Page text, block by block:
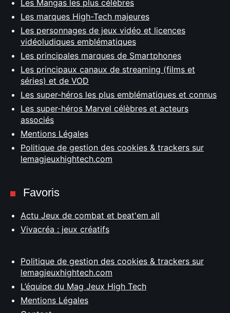
Les Mangas les plus célèbres
Les marques High-Tech majeures
Les personnages de jeux vidéo et licences
vidéoludiques emblématiques
Les principales marques de Smartphones
Les principaux canaux de streaming (films et
séries) et de VOD
Les super-héros les plus emblématiques et connus
Les super-héros Marvel célèbres et acteurs
associés
Mentions Légales
Politique de gestion des cookies & trackers sur
lemagjeuxhightech.com
Favoris
Actu Jeux de combat et beat'em all
Vivacréa : jeux créatifs
Politique de gestion des cookies & trackers sur
lemagjeuxhightech.com
L’équipe du Mag Jeux High Tech
Mentions Légales